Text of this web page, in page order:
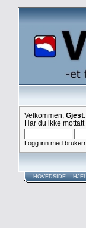
Velkommen, Gjest
Har du ikke mottatt
Logg inn med
HOVEDSIDE